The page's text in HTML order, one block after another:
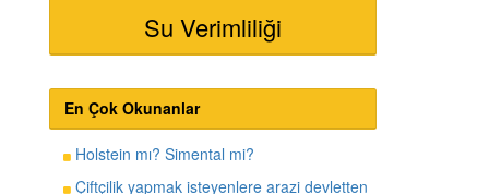
Su Verimliliği
En Çok Okunanlar
Holstein mı? Simental mi?
Çiftçilik yapmak isteyenlere arazi devletten